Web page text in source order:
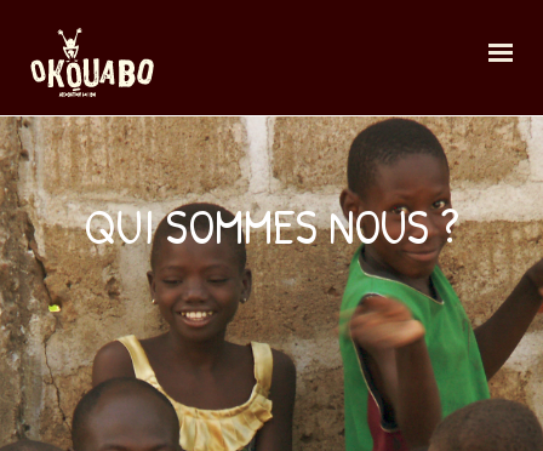
QUI SOMMES NOUS ?